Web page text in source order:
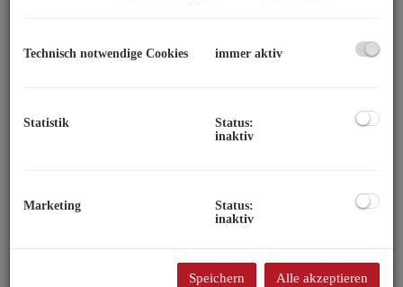
bunten Markttreibens beim Kutschkermarkt!
Die Wohnung besticht auf Anhieb mit dem
Hier werdenSingles oder Paare, die ein
Technisch notwendige Cookies immer aktiv
Statistik
Status:
inaktiv
Marketing
Status:
inaktiv
Speichern Alle akzeptieren